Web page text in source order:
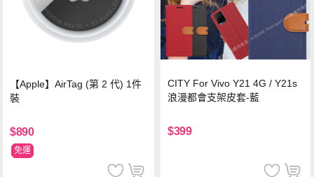
【Apple】AirTag (第 2 代) 1件
裝
$890
免運
CITY For Vivo Y21 4G / Y21s
浪漫都會支架皮套-藍
$399